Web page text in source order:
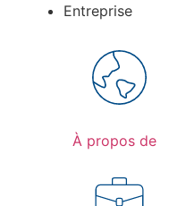
Entreprise
À propos de